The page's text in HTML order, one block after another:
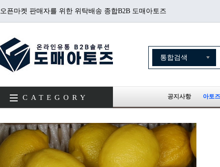
오픈마켓 판매자를 위한 위탁배송 종합B2B 도매아토즈
CATEGORY 공지사항 아토